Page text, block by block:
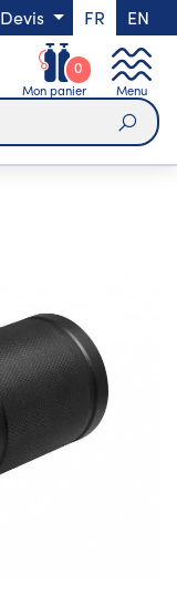
Devis FR EN
Mon panier
0
Menu